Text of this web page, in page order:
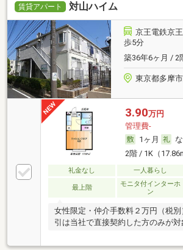
賃貸アパート 対山ハイム
京王電鉄京
歩5分
築36年6ヶ月 / 2
東京都多摩
3.90万円
管理費-
1ヶ月
2階 / 1K（
礼金なし 一人暮らし
最上階
モニタ付インターホ
ン
女性限定・仲介手数料２万円（税
引は当社で直接契約した方のみが対